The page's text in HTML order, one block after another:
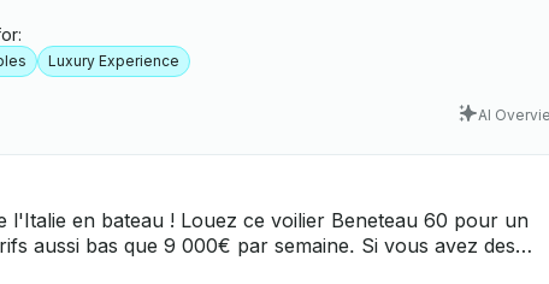
Luxury Experience
AI
l'Italie en bateau ! Louez ce voilier Beneteau 60 pour un
bas que 9 000€ par semaine. Si vous avez des
via la plateforme de messagerie de GetMyBoat avant